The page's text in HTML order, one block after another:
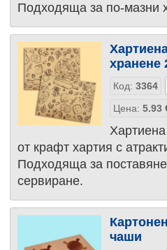
Подходяща за по-мазни
хранене
Код: 3364
Цена: 5.93
от крафт хартия с
Подходяща за
сервиране.
чаши